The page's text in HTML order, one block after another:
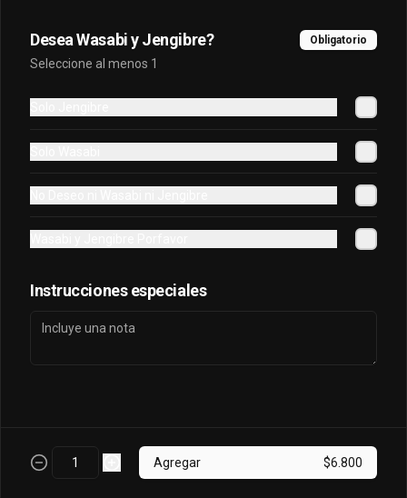
acevichada, coronado con masago.
Sake King Oriental
$7.800
Tori Oriental
Desea Wasabi y Jengibre? Obligatorio
Seleccione al menos 1
Instrucciones especiales
Agregar $6.800